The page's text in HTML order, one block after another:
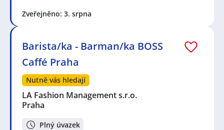
Zveřejněno: 3. srpna
Barista/ka - Barman/ka BOSS
Caffé Praha
Nutně vás hledají
LA Fashion Management s.r.o.
Praha
Plný úvazek